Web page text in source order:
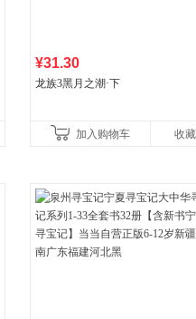
¥31.30
龙族3黑月之潮·下
加入购物车 收藏